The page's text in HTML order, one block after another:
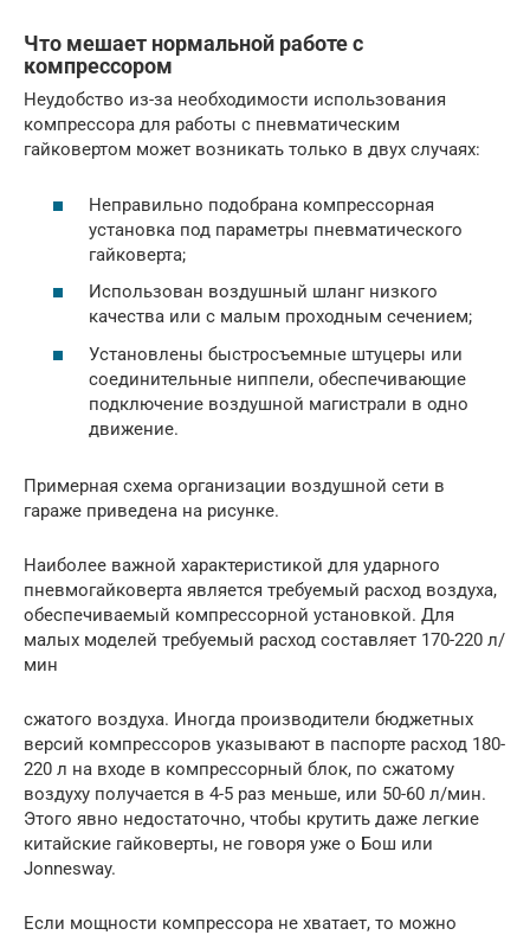
Что мешает нормальной работе с
компрессором
Неудобство из-за необходимости использования
компрессора для работы с пневматическим
гайковертом может возникать только в двух случаях:
Неправильно подобрана компрессорная
установка под параметры пневматического
гайковерта;
Использован воздушный шланг низкого
качества или с малым проходным сечением;
Установлены быстросъемные штуцеры или
соединительные ниппели, обеспечивающие
подключение воздушной магистрали в одно
движение.
Примерная схема организации воздушной сети в
гараже приведена на рисунке.
Наиболее важной характеристикой для ударного
пневмогайковерта является требуемый расход воздуха,
обеспечиваемый компрессорной установкой. Для
малых моделей требуемый расход составляет 170-220 л/
мин
сжатого воздуха. Иногда производители бюджетных
версий компрессоров указывают в паспорте расход 180-
220 л на входе в компрессорный блок, по сжатому
воздуху получается в 4-5 раз меньше, или 50-60 л/мин.
Этого явно недостаточно, чтобы крутить даже легкие
китайские гайковерты, не говоря уже о Бош или
Jonnesway.
Если мощности компрессора не хватает, то можно